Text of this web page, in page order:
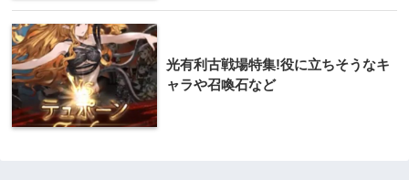
光有利古戦場特集!役に立ちそうなキ
ャラや召喚石など